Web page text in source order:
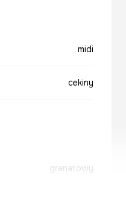
midi
cekiny
granatowy